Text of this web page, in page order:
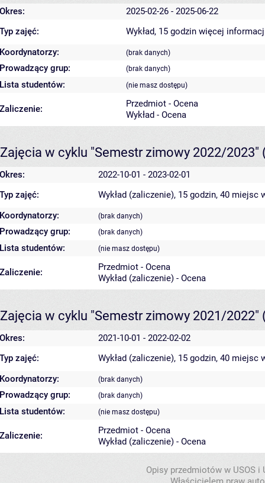
Okres:
2025-02-26 - 2025-06-22
Typ zajęć:
Wykład, 15 godzin więcej
Koordynatorzy:
(brak danych)
Prowadzący grup: (brak danych)
Lista studentów: (nie masz dostępu)
Zaliczenie:
Przedmiot - Ocena
Wykład - Ocena
Zajęcia w cyklu "Semestr zimowy 2022/2023"
Okres:
2022-10-01 - 2023-02-01
Typ zajęć:
Wykład (zaliczenie), 15 godzin, 40 miejsc
Koordynatorzy:
(brak danych)
Prowadzący grup: (brak danych)
Lista studentów: (nie masz dostępu)
Zaliczenie:
Przedmiot - Ocena
Wykład (zaliczenie) - Ocena
Zajęcia w cyklu "Semestr zimowy 2021/2022"
Okres:
2021-10-01 - 2022-02-02
Typ zajęć:
Wykład (zaliczenie), 15 godzin, 40 miejsc
Koordynatorzy:
(brak danych)
Prowadzący grup: (brak danych)
Lista studentów: (nie masz dostępu)
Zaliczenie:
Przedmiot - Ocena
Wykład (zaliczenie) - Ocena
Opisy przedmiotów w USOS